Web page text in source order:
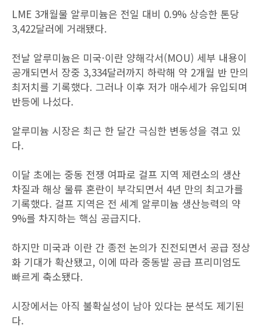
LME 3개월물 알루미늄은 전일 대비 0.9% 상승한 톤당
3,422달러에 거래됐다.
전날 알루미늄은 미국·이란 양해각서(MOU) 세부 내용이
공개되면서 장중 3,334달러까지 하락해 약 2개월 반 만의
최저치를 기록했다. 그러나 이후 저가 매수세가 유입되며
반등에 나섰다.
알루미늄 시장은 최근 한 달간 극심한 변동성을 겪고 있
다.
이달 초에는 중동 전쟁 여파로 걸프 지역 제련소의 생산
차질과 해상 물류 혼란이 부각되면서 4년 만의 최고가를
기록했다. 걸프 지역은 전 세계 알루미늄 생산능력의 약
9%를 차지하는 핵심 공급지다.
하지만 미국과 이란 간 종전 논의가 진전되면서 공급 정상
화 기대가 확산됐고, 이에 따라 중동발 공급 프리미엄도
빠르게 축소됐다.
시장에서는 아직 불확실성이 남아 있다는 분석도 제기된
다.